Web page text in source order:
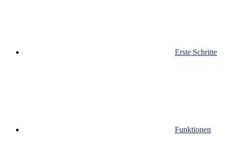
Erste Schritte
Funktionen